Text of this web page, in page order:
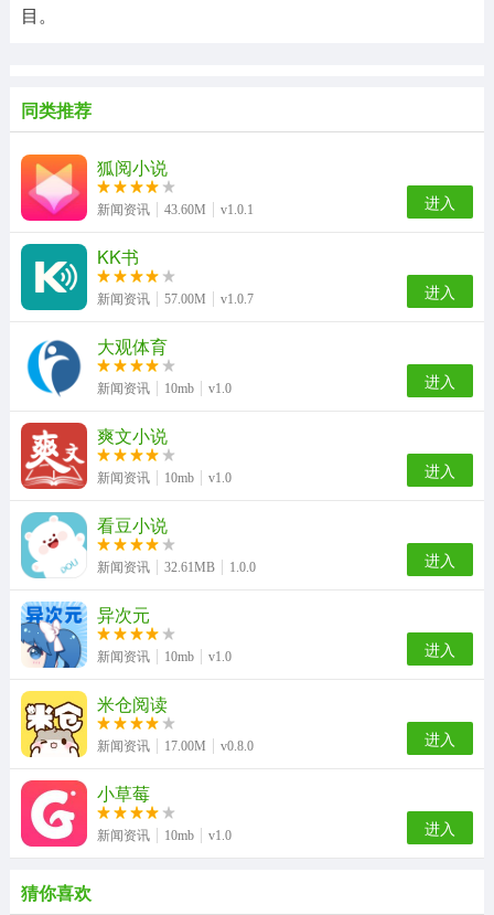
目。
同类推荐
狐阅小说
新闻资讯 43.60M v1.0.1 进入
KK书
新闻资讯 57.00M v1.0.7 进入
大观体育
新闻资讯 10mb v1.0 进入
爽文小说
新闻资讯 10mb v1.0 进入
看豆小说
新闻资讯 32.61MB 1.0.0 进入
异次元
新闻资讯 10mb v1.0 进入
米仓阅读
新闻资讯 17.00M v0.8.0 进入
小草莓
新闻资讯 10mb v1.0 进入
猜你喜欢